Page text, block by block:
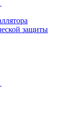
защиты